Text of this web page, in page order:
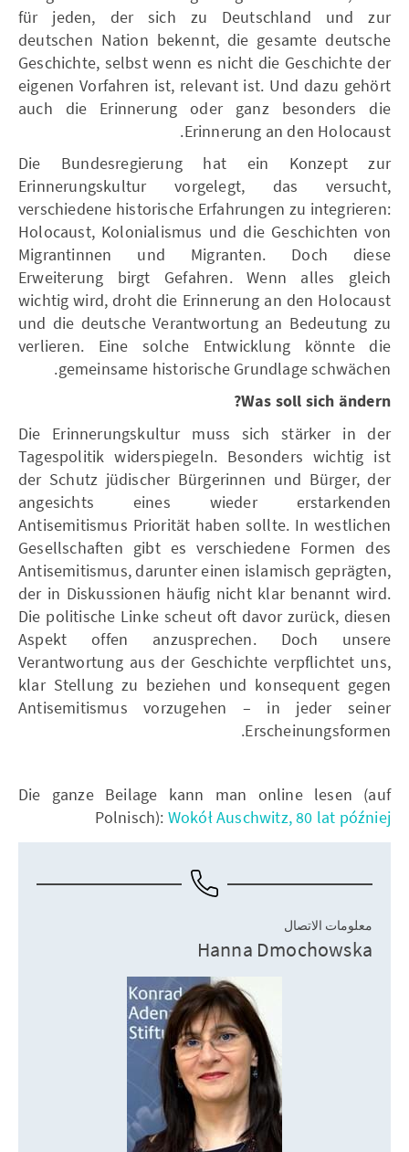
für jeden, der sich zu Deutschland und zur
deutschen Nation bekennt, die gesamte deutsche
Geschichte, selbst wenn es nicht die Geschichte der
eigenen Vorfahren ist, relevant ist. Und dazu gehört
auch die Erinnerung oder ganz besonders die
Erinnerung an den Holocaust.
Die Bundesregierung hat ein Konzept zur
Erinnerungskultur vorgelegt, das versucht,
verschiedene historische Erfahrungen zu integrieren:
Holocaust, Kolonialismus und die Geschichten von
Migrantinnen und Migranten. Doch diese
Erweiterung birgt Gefahren. Wenn alles gleich
wichtig wird, droht die Erinnerung an den Holocaust
und die deutsche Verantwortung an Bedeutung zu
verlieren. Eine solche Entwicklung könnte die
gemeinsame historische Grundlage schwächen.
Was soll sich ändern?
Die Erinnerungskultur muss sich stärker in der
Tagespolitik widerspiegeln. Besonders wichtig ist
der Schutz jüdischer Bürgerinnen und Bürger, der
angesichts eines wieder erstarkenden
Antisemitismus Priorität haben sollte. In westlichen
Gesellschaften gibt es verschiedene Formen des
Antisemitismus, darunter einen islamisch geprägten,
der in Diskussionen häufig nicht klar benannt wird.
Die politische Linke scheut oft davor zurück, diesen
Aspekt offen anzusprechen. Doch unsere
Verantwortung aus der Geschichte verpflichtet uns,
klar Stellung zu beziehen und konsequent gegen
Antisemitismus vorzugehen – in jeder seiner
Erscheinungsformen.
Die ganze Beilage kann man online lesen (auf
Polnisch): Wokół Auschwitz, 80 lat później
معلومات الاتصال
Hanna Dmochowska